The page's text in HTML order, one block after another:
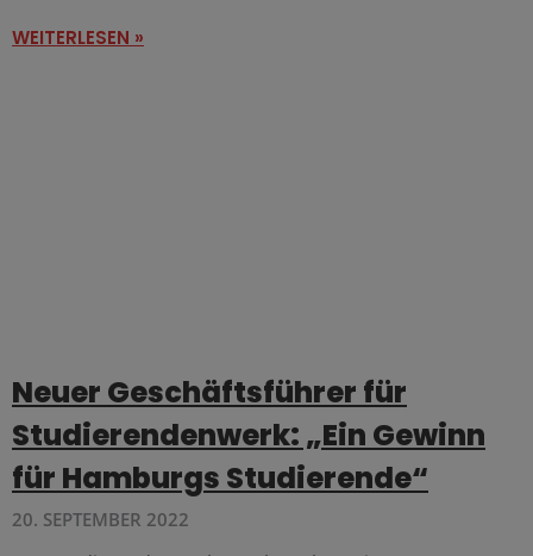
WEITERLESEN »
Neuer Geschäftsführer für
Studierendenwerk: „Ein Gewinn
für Hamburgs Studierende“
20. SEPTEMBER 2022